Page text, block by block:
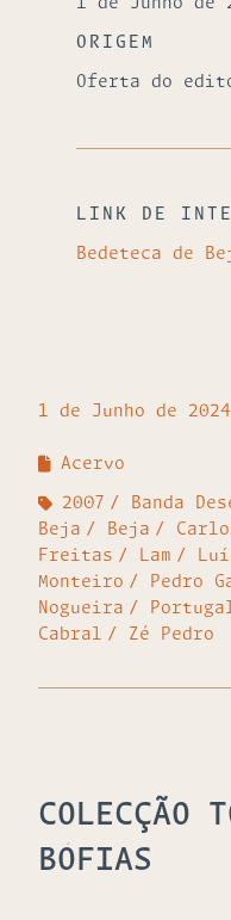
ORIGEM
Oferta do
LINK DE
Bedeteca de
1 de Junho de 2024
Acervo
2007 Banda
Beja
Beja
Freitas
Lam
Monteiro
Pedro
Nogueira
Portugal
Cabral
Zé Pedro
COLECÇÃO
BÓFIAS